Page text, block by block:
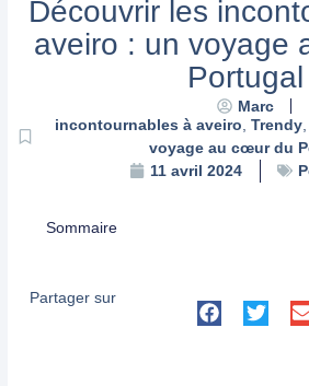
Découvrir les
aveiro : un voyage
Portugal
Marc
incontournables à aveiro Trendy,
voyage au cœur du
11 avril 2024
Sommaire
Partager sur